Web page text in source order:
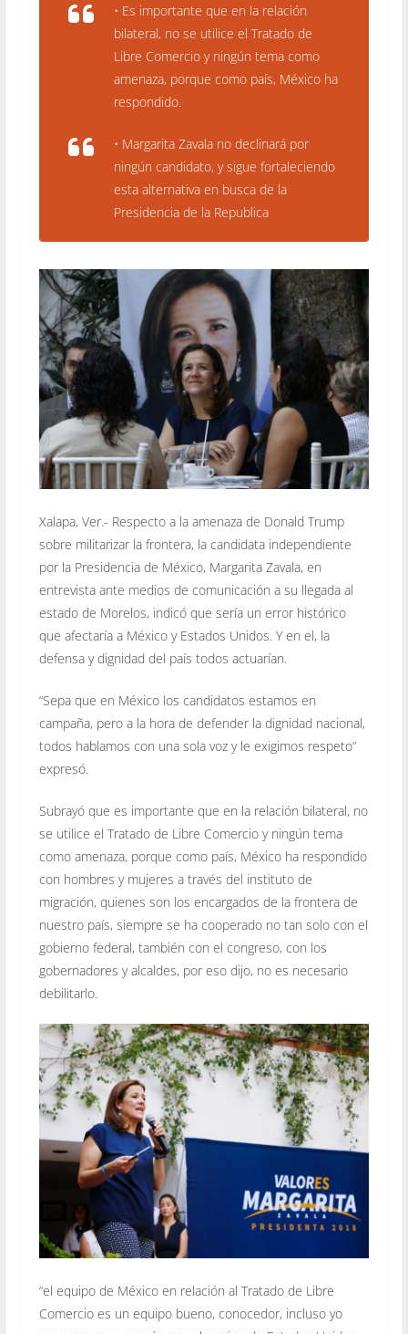
• Es importante que en la relación
bilateral, no se utilice el Tratado de
Libre Comercio y ningún tema como
amenaza, porque como país, México ha
respondido.
• Margarita Zavala no declinará por
ningún candidato, y sigue fortaleciendo
esta alternativa en busca de la
Presidencia de la Republica
Xalapa, Ver.- Respecto a la amenaza de Donald Trump
sobre militarizar la frontera, la candidata independiente
por la Presidencia de México, Margarita Zavala, en
entrevista ante medios de comunicación a su llegada al
estado de Morelos, indicó que sería un error histórico
que afectaría a México y Estados Unidos. Y en el, la
defensa y dignidad del país todos actuarían.
“Sepa que en México los candidatos estamos en
campaña, pero a la hora de defender la dignidad nacional,
todos hablamos con una sola voz y le exigimos respeto”
expresó.
Subrayó que es importante que en la relación bilateral, no
se utilice el Tratado de Libre Comercio y ningún tema
como amenaza, porque como país, México ha respondido
con hombres y mujeres a través del instituto de
migración, quienes son los encargados de la frontera de
nuestro país, siempre se ha cooperado no tan solo con el
gobierno federal, también con el congreso, con los
gobernadores y alcaldes, por eso dijo, no es necesario
debilitarlo.
“el equipo de México en relación al Tratado de Libre
Comercio es un equipo bueno, conocedor, incluso yo